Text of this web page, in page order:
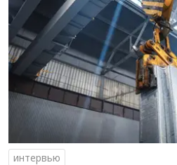
интервью